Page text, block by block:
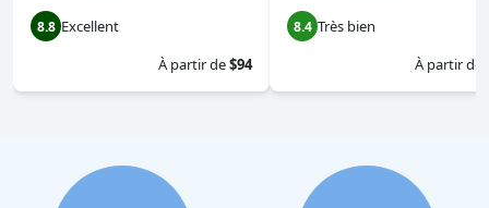
8.8 Excellent
À partir de$94
8.4 Très bien
À partir de